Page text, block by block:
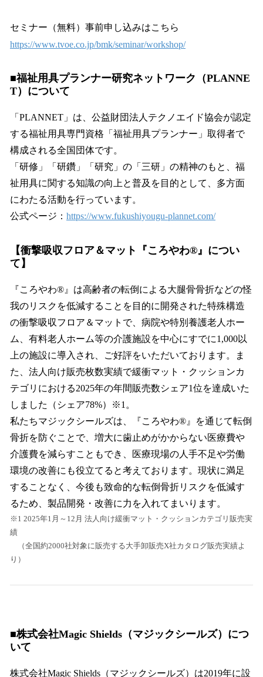
セミナー（無料）事前申し込みはこちら
https://www.tvoe.co.jp/bmk/seminar/workshop/
■福祉用具プランナー研究ネットワーク（PLANNE
T）について
「PLANNET」は、公益財団法人テクノエイド協会が認定
する福祉用具専門資格「福祉用具プランナー」取得者で
構成される全国団体です。
「研修」「研鑽」「研究」の「三研」の精神のもと、福
祉用具に関する知識の向上と普及を目的として、多方面
にわたる活動を行っています。
公式ページ： https://www.fukushiyougu-plannet.com/
【衝撃吸収フロア＆マット『ころやわ®』につい
て】
『ころやわ®』は高齢者の転倒による大腿骨骨折などの怪
我のリスクを低減することを目的に開発された特殊構造
の衝撃吸収フロア＆マットで、病院や特別養護老人ホー
ム、有料老人ホーム等の介護施設を中心にすでに1,000以
上の施設に導入され、ご好評をいただいております。ま
た、法人向け販売枚数実績で緩衝マット・クッションカ
テゴリにおける2025年の年間販売数シェア1位を達成いた
しました（シェア78%）※1。
私たちマジックシールズは、『ころやわ®』を通じて転倒
骨折を防ぐことで、増大に歯止めがかからない医療費や
介護費を減らすこともでき、医療現場の人手不足や労働
環境の改善にも役立てると考えております。現状に満足
することなく、今後も致命的な転倒骨折リスクを低減す
るため、製品開発・改善に力を入れてまいります。
※1 2025年1月～12月 法人向け緩衝マット・クッションカテゴリ販売実
績
（全国約2000社対象に販売する大手卸販売X社カタログ販売実績よ
り）
■株式会社Magic Shields（マジックシールズ）につ
いて
株式会社Magic Shields（マジックシールズ）は2019年に設